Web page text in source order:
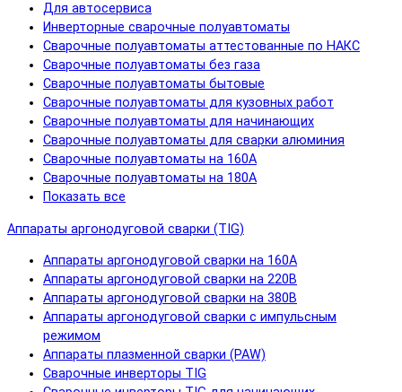
Для автосервиса
Инверторные сварочные полуавтоматы
Сварочные полуавтоматы аттестованные по НАКС
Сварочные полуавтоматы без газа
Сварочные полуавтоматы бытовые
Сварочные полуавтоматы для кузовных работ
Сварочные полуавтоматы для начинающих
Сварочные полуавтоматы для сварки алюминия
Сварочные полуавтоматы на 160А
Сварочные полуавтоматы на 180А
Показать все
Аппараты аргонодуговой сварки (TIG)
Аппараты аргонодуговой сварки на 160А
Аппараты аргонодуговой сварки на 220В
Аппараты аргонодуговой сварки на 380В
Аппараты аргонодуговой сварки с импульсным
режимом
Аппараты плазменной сварки (PAW)
Сварочные инверторы TIG